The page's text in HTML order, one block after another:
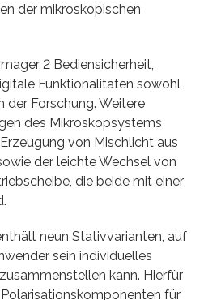
der mikroskopischen
2 Bediensicherheit,
Funktionalitäten sowohl
der Forschung. Weitere
des Mikroskopsystems
von Mischlicht aus
der leichte Wechsel von
die beide mit einer
neun Stativvarianten, auf
sein individuelles
kann. Hierfür
für